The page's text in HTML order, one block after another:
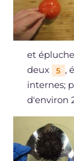
et
deux
5 ,
internes;
d'environ